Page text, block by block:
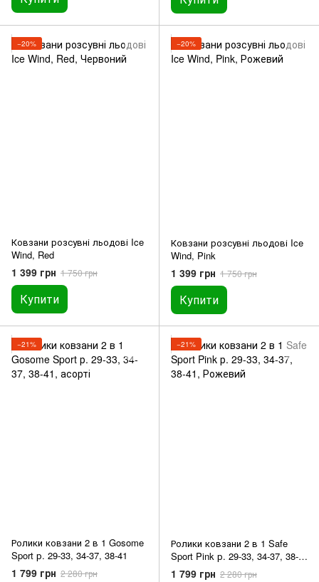
−20%
Ковзани розсувні льодові Ice
Wind, Red
1 399 грн 1 750 грн
Купити
−20%
Ковзани розсувні льодові Ice
Wind, Pink
1 399 грн 1 750 грн
Купити
−21%
Ролики ковзани 2 в 1 Gosome
Sport р. 29-33, 34-37, 38-41
1 799 грн 2 280 грн
−21%
Ролики ковзани 2 в 1 Safe
Sport Pink р. 29-33, 34-37, 38-
41
1 799 грн 2 280 грн